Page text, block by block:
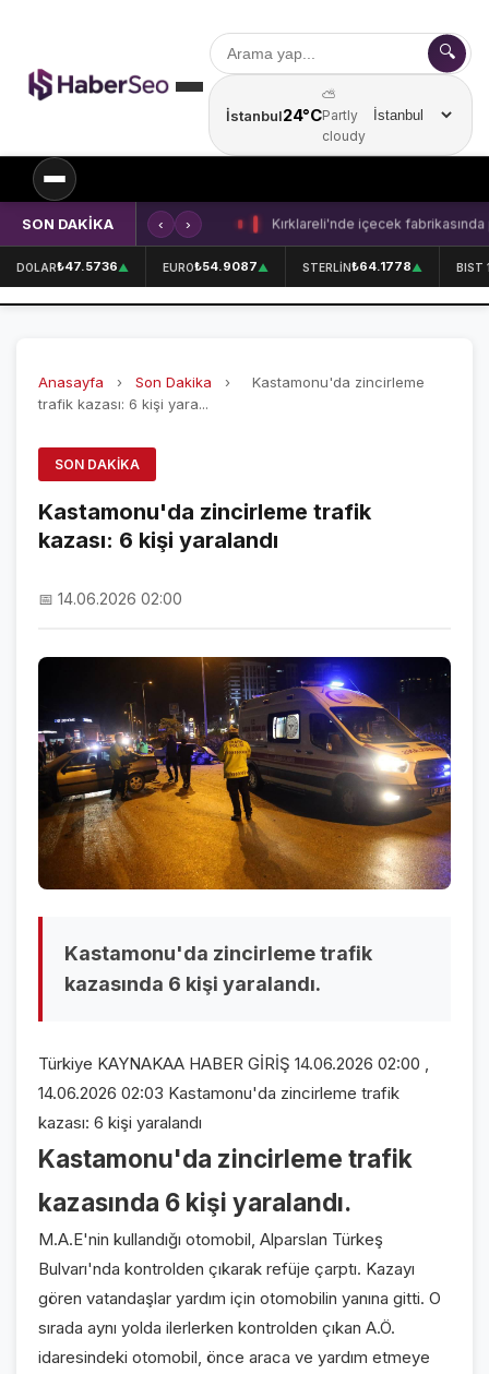
🔍
İstanbul24°C
⛅
Partly
cloudy
Şehir seçin
SPOR
SPOR HABERLERİ
FENERBAHÇE
ÖZEL SAYFALAR
NAMAZ VAKİTLERİ
KRİPTO PARALAR
NÖBETÇİ ECZANELER
SON DAKİKA
SON DAKİKA HABERLERİ
VİDEO GALERİ
GALERİLER
VİDEO GALERİ
FOTO GALERİ
KURUMSAL
KÜNYE
SON DAKİKA ‹ › Kırklareli'nde içecek fabrikasında
DOLAR₺47.5736▲ EURO₺54.9087▲ STERLİN₺64.1778▲ BIST
Anasayfa › Son Dakika ›
Kastamonu'da zincirleme
trafik kazası: 6 kişi yara...
SON DAKIKA
Kastamonu'da zincirleme trafik
kazası: 6 kişi yaralandı
📅 14.06.2026 02:00
Kastamonu'da zincirleme trafik
kazasında 6 kişi yaralandı.
Türkiye KAYNAKAA HABER GİRİŞ 14.06.2026 02:00 ,
14.06.2026 02:03 Kastamonu'da zincirleme trafik
kazası: 6 kişi yaralandı
Kastamonu'da zincirleme trafik
kazasında 6 kişi yaralandı.
M.A.E'nin kullandığı otomobil, Alparslan Türkeş
Bulvarı'nda kontrolden çıkarak refüje çarptı. Kazayı
gören vatandaşlar yardım için otomobilin yanına gitti. O
sırada aynı yolda ilerlerken kontrolden çıkan A.Ö.
idaresindeki otomobil, önce araca ve yardım etmeye